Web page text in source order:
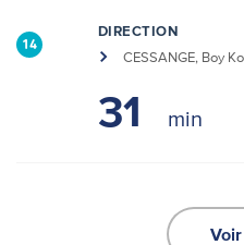
14
DIRECTION
CESSANGE, Boy
31